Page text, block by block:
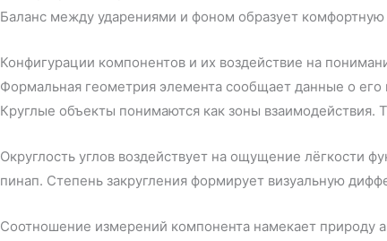
Баланс между ударениями и фоном образует
Конфигурации компонентов и их воздействие на
Формальная геометрия элемента сообщает данные о
Круглые объекты понимаются как зоны
Округлость углов воздействует на ощущение лёгкости
пинап. Степень закругления формирует визуальную
Соотношение измерений компонента намекает природу